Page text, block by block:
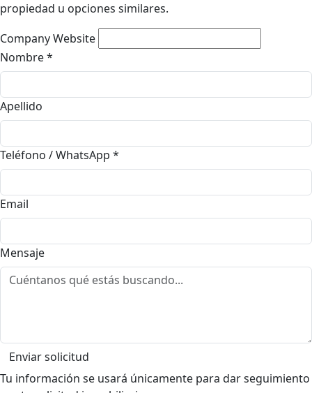
propiedad u opciones similares.
Company Website
Nombre*
Apellido
Teléfono / WhatsApp *
Email
Mensaje
Enviar solicitud
Tu información se usará únicamente para dar seguimiento